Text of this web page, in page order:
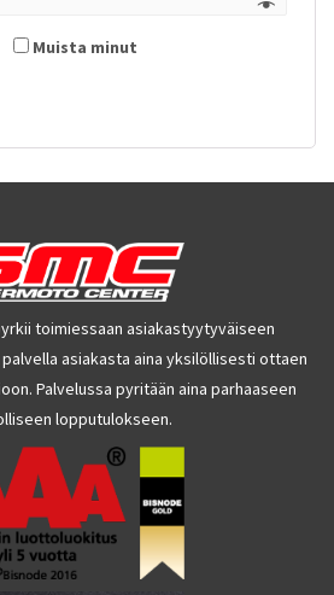
Muista minut
toimiessaan asiakastyytyväiseen
asiakasta aina yksilöllisesti ottaen
Palvelussa pyritään aina parhaaseen
lopputulokseen.